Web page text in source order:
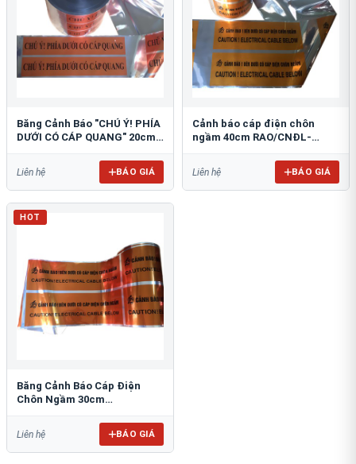
Băng Cảnh Báo "CHÚ Ý! PHÍA
DƯỚI CÓ CÁP QUANG" 20cm
Liên hệ BÁO GIÁ
Cảnh báo cáp điện chôn
ngầm 40cm RAO/CNĐL-
Liên hệ BÁO GIÁ
HOT
Băng Cảnh Báo Cáp Điện
Chôn Ngầm 30cm
Liên hệ BÁO GIÁ